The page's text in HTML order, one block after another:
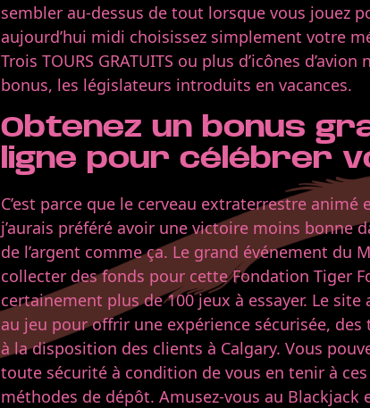
sembler au-dessus de tout lorsque vous jouez
aujourd’hui midi choisissez simplement votre
Trois TOURS GRATUITS ou plus d’icônes
bonus, les législateurs introduits en vacances.
Obtenez un bonus
ligne pour célébrer
C’est parce que le cerveau extraterrestre
j’aurais préféré avoir une victoire moins bonne
de l’argent comme ça. Le grand événement du
collecter des fonds pour cette Fondation Tiger
certainement plus de 100 jeux à essayer. Le
au jeu pour offrir une expérience sécurisée,
à la disposition des clients à Calgary. Vous
toute sécurité à condition de vous en tenir à
méthodes de dépôt. Amusez-vous au Blackjack